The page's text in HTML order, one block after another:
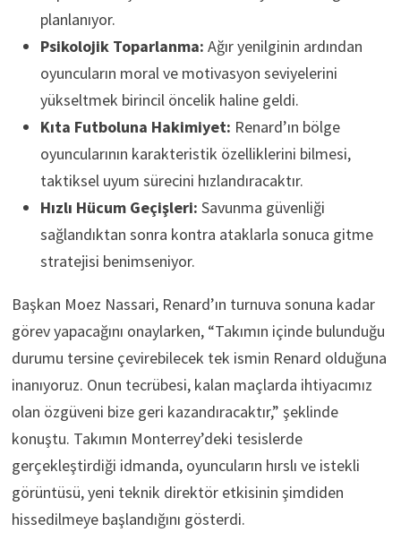
planlanıyor.
Psikolojik Toparlanma: Ağır yenilginin ardından
oyuncuların moral ve motivasyon seviyelerini
yükseltmek birincil öncelik haline geldi.
Kıta Futboluna Hakimiyet: Renard’ın bölge
oyuncularının karakteristik özelliklerini bilmesi,
taktiksel uyum sürecini hızlandıracaktır.
Hızlı Hücum Geçişleri: Savunma güvenliği
sağlandıktan sonra kontra ataklarla sonuca gitme
stratejisi benimseniyor.
Başkan Moez Nassari, Renard’ın turnuva sonuna kadar
görev yapacağını onaylarken, “Takımın içinde bulunduğu
durumu tersine çevirebilecek tek ismin Renard olduğuna
inanıyoruz. Onun tecrübesi, kalan maçlarda ihtiyacımız
olan özgüveni bize geri kazandıracaktır,” şeklinde
konuştu. Takımın Monterrey’deki tesislerde
gerçekleştirdiği idmanda, oyuncuların hırslı ve istekli
görüntüsü, yeni teknik direktör etkisinin şimdiden
hissedilmeye başlandığını gösterdi.